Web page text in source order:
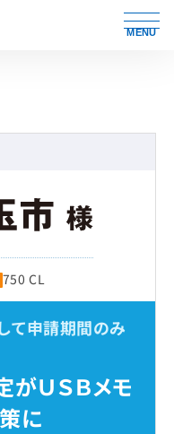
MENU
750 CL
て申請期間のみ
がＵＳＢメモ
に